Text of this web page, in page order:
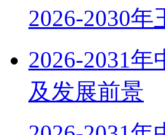
2026-2030
2026-2031
及发展前景